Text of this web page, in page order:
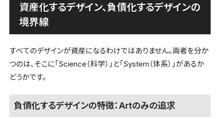
資産化するデザイン、負債化するデザインの
境界線
すべてのデザインが資産になるわけではありません。両者を分か
つのは、そこに「Science（科学）」と「System（体系）」があるか
どうかです。
負債化するデザインの特徴：Artのみの追求